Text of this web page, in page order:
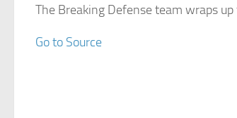
The Breaking Defense team wraps
Go to Source